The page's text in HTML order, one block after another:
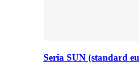
Seria SUN (standard